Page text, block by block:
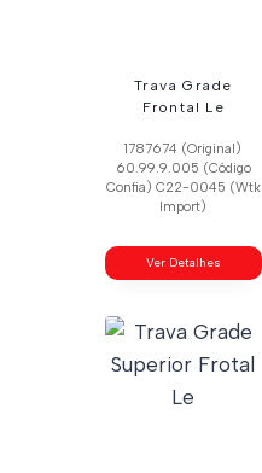
Trava Grade
Frontal Le
1787674 (Original)
60.99.9.005 (Código
Confia) C22-0045 (Wtk
Import)
Ver Detalhes